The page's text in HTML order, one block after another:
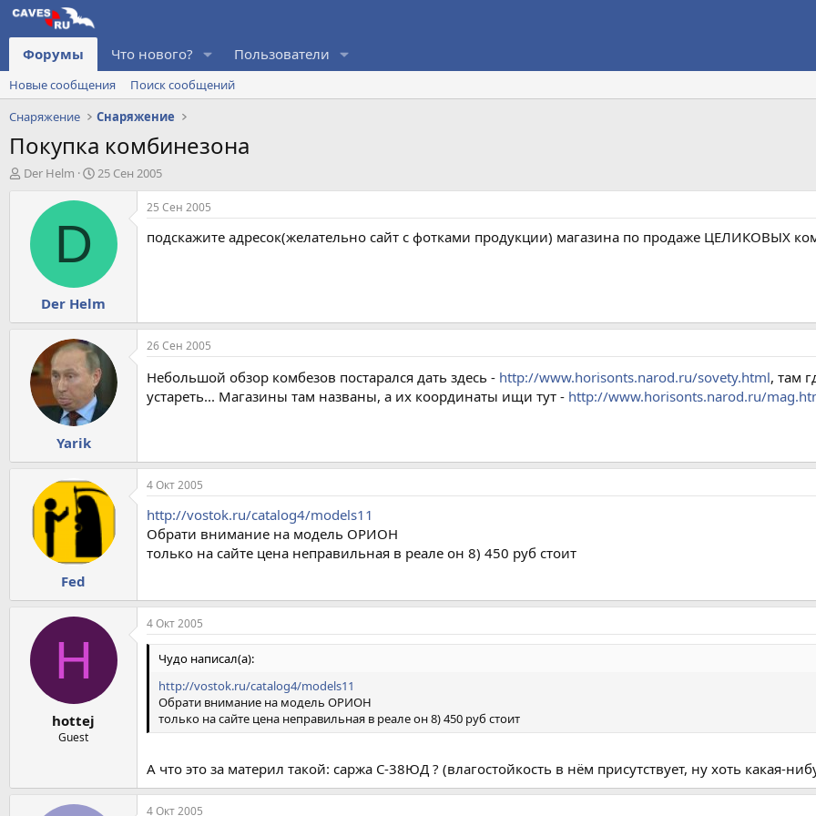
Форумы Что нового? Пользователи
Новые сообщения
Поиск сообщений
Снаряжение
Снаряжение
Покупка комбинезона
А
Der Helm
Д
т
а
л
а
25 Сен 2005
D
Der Helm
25 Сен 2005
подскажите адресок(желательно сайт с фотками продукции) магазина по продаже ЦЕЛИКОВЫХ
Yarik
26 Сен 2005
Небольшой обзор комбезов постарался дать здесь - http://www.horisonts.narod.ru/sovety.html, там
устареть... Магазины там названы, а их координаты ищи тут - http://www.horisonts.narod.ru/
Fed
4 Окт 2005
http://vostok.ru/catalog4/models11
Обрати внимание на модель ОРИОН
только на сайте цена неправильная в реале он 8) 450 руб стоит
H
hottej
Guest
4 Окт 2005
Чудо написал(а):
http://vostok.ru/catalog4/models11
Обрати внимание на модель ОРИОН
только на сайте цена неправильная в реале он 8) 450 руб стоит
А что это за материл такой: саржа С-38ЮД ? (влагостойкость в нём присутствует, ну хоть какая-
4 Окт 2005